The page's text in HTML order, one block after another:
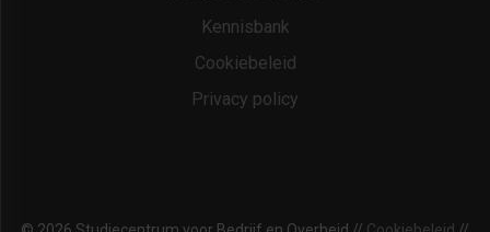
Kennisbank
Cookiebeleid
Privacy policy